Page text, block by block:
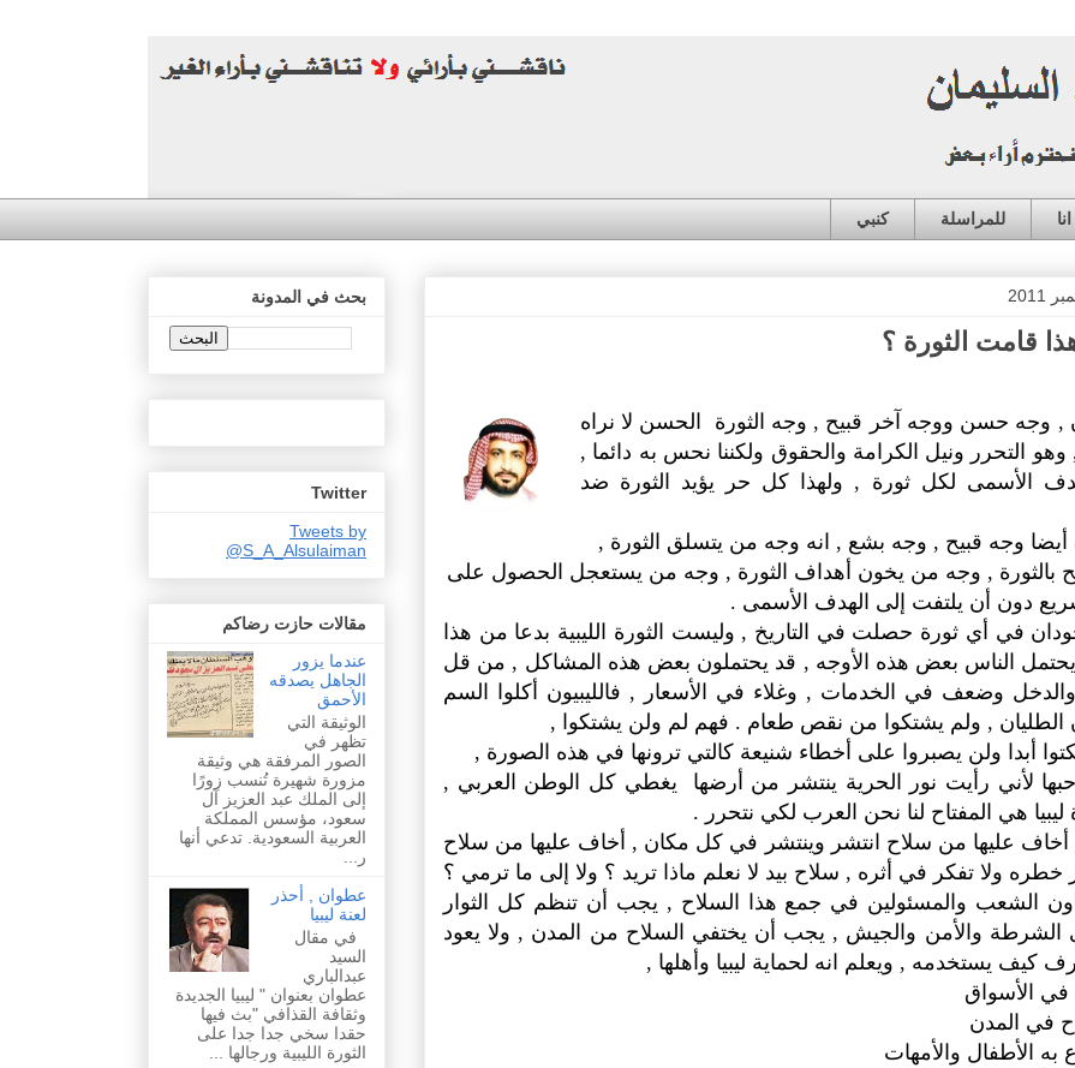
للمراسلة كنبي
قامت الثورة ؟
, وجه حسن ووجه آخر قبيح , وجه الثورة الحسن لا نراه
, وهو التحرر ونيل الكرامة والحقوق ولكننا نحس به دائما ,
الأسمى لكل ثورة , ولهذا كل حر يؤيد الثورة ضد
أيضا وجه قبيح , وجه بشع , انه وجه من يتسلق الثورة ,
بالثورة , وجه من يخون أهداف الثورة , وجه من يستعجل الحصول على
دون أن يلتفت إلى الهدف الأسمى .
في أي ثورة حصلت في التاريخ , وليست الثورة الليبية بدعا من هذا
الناس بعض هذه الأوجه , قد يحتملون بعض هذه المشاكل , من قل
وضعف في الخدمات , وغلاء في الأسعار , فالليبيون أكلوا السم
الطليان , ولم يشتكوا من نقص طعام . فهم لم ولن يشتكوا ,
أبدا ولن يصبروا على أخطاء شنيعة كالتي ترونها في هذه الصورة ,
لأني رأيت نور الحرية ينتشر من أرضها يغطي كل الوطن العربي ,
ليبيا هي المفتاح لنا نحن العرب لكي نتحرر .
أخاف عليها من سلاح انتشر وينتشر في كل مكان , أخاف عليها من سلاح
خطره ولا تفكر في أثره , سلاح بيد لا نعلم ماذا تريد ؟ ولا إلى ما ترمي ؟
الشعب والمسئولين في جمع هذا السلاح , يجب أن تنظم كل الثوار
الشرطة والأمن والجيش , يجب أن يختفي السلاح من المدن , ولا يعود
كيف يستخدمه , ويعلم انه لحماية ليبيا وأهلها ,
في الأسواق
في المدن
به الأطفال والأمهات
بحث في المدونة
Twitter
Tweets by
@S_A_Alsulaiman
مقالات حازت رضاكم
عندما يزور
الجاهل يصدقه
الأحمق
الوثيقة التي
تظهر في
الصور المرفقة هي وثيقة
مزورة شهيرة تُنسب زورًا
إلى الملك عبد العزيز آل
سعود، مؤسس المملكة
العربية السعودية. تدعي أنها
ر...
عطوان , أحذر
لعنة ليبيا
في مقال
السيد
عبدالباري
عطوان بعنوان " ليبيا الجديدة
وثقافة القذافي "بث فيها
حقدا سخي جدا جدا على
الثورة الليبية ورجالها ...